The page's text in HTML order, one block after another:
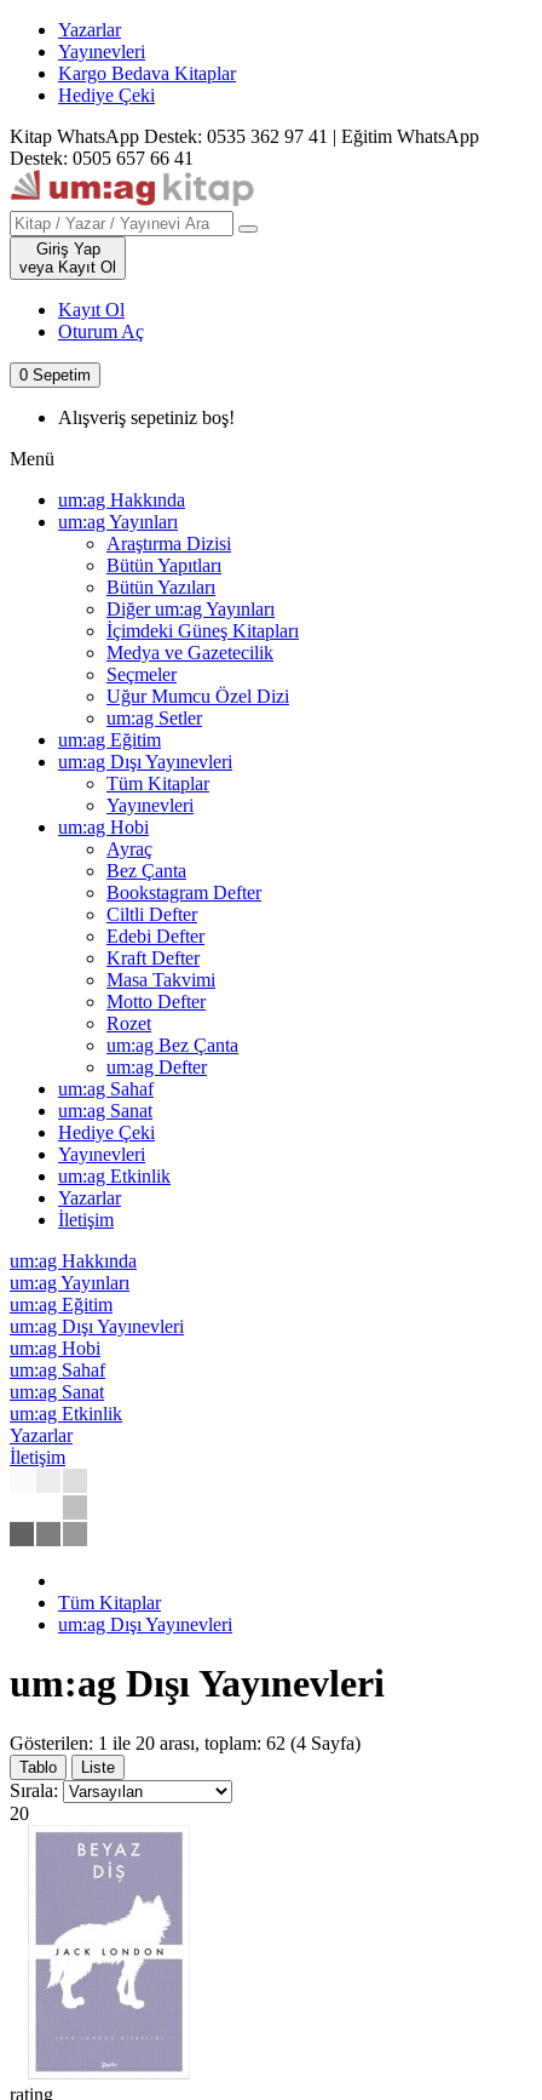
Yazarlar
Yayınevleri
Kargo Bedava Kitaplar
Hediye Çeki
Kitap WhatsApp Destek: 0535 362 97 41 | Eğitim WhatsApp
Destek: 0505 657 66 41
Giriş Yap
veya Kayıt Ol
Kayıt Ol
Oturum Aç
0 Sepetim
Alışveriş sepetiniz boş!
Menü
um:ag Hakkında
um:ag Yayınları
Araştırma Dizisi
Bütün Yapıtları
Bütün Yazıları
Diğer um:ag Yayınları
İçimdeki Güneş Kitapları
Medya ve Gazetecilik
Seçmeler
Uğur Mumcu Özel Dizi
um:ag Setler
um:ag Eğitim
um:ag Dışı Yayınevleri
Tüm Kitaplar
Yayınevleri
um:ag Hobi
Ayraç
Bez Çanta
Bookstagram Defter
Ciltli Defter
Edebi Defter
Kraft Defter
Masa Takvimi
Motto Defter
Rozet
um:ag Bez Çanta
um:ag Defter
um:ag Sahaf
um:ag Sanat
Hediye Çeki
Yayınevleri
um:ag Etkinlik
Yazarlar
İletişim
um:ag Hakkında
um:ag Yayınları
um:ag Eğitim
um:ag Dışı Yayınevleri
um:ag Hobi
um:ag Sahaf
um:ag Sanat
um:ag Etkinlik
Yazarlar
İletişim
Tüm Kitaplar
um:ag Dışı Yayınevleri
um:ag Dışı Yayınevleri
Gösterilen: 1 ile 20 arası, toplam: 62 (4 Sayfa)
Tablo Liste
Sırala:
20
rating